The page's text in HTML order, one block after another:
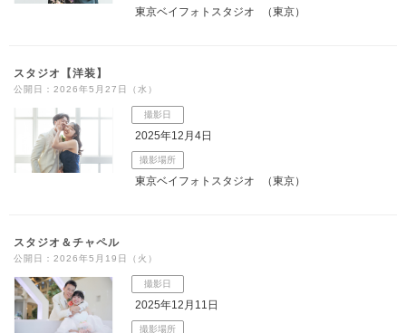
東京ベイフォトスタジオ （東京）
スタジオ【洋装】
公開日：2026年5月27日（水）
撮影日
2025年12月4日
撮影場所
東京ベイフォトスタジオ （東京）
スタジオ＆チャペル
公開日：2026年5月19日（火）
撮影日
2025年12月11日
撮影場所